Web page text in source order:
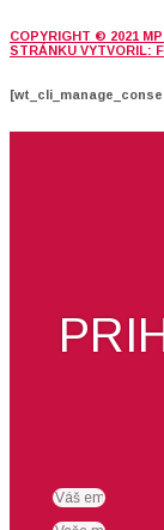
COPYRIGHT © 2021
STRÁNKU VYTVORIL: